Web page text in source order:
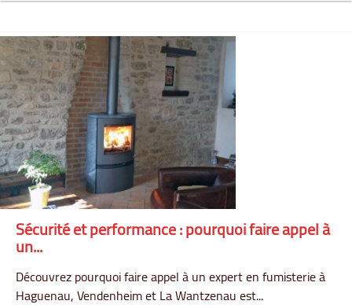
Sécurité et performance : pourquoi faire appel à
un...
Découvrez pourquoi faire appel à un expert en fumisterie à
Haguenau, Vendenheim et La Wantzenau est...